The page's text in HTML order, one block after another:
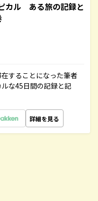
カル ある旅の記録と
することになった筆者
な45日間の記録と記
詳細を見る